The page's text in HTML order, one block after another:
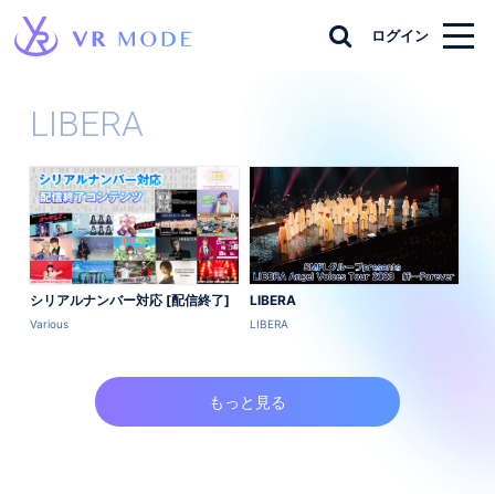
ログイン
LIBERA
シリアルナンバー対応 [配信終了]
Various
LIBERA
LIBERA
もっと見る